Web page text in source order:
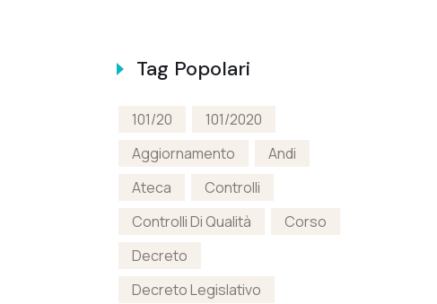
Tag Popolari
101/20
101/2020
Aggiornamento
Andi
Ateca
Controlli
Controlli Di Qualità
Corso
Decreto
Decreto Legislativo